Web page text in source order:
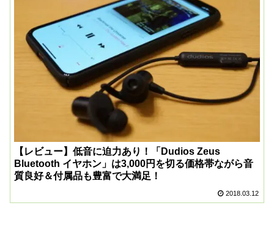
【レビュー】低音に迫力あり！「Dudios Zeus
Bluetooth イヤホン」は3,000円を切る価格帯ながら音
質良好＆付属品も豊富で大満足！
2018.03.12